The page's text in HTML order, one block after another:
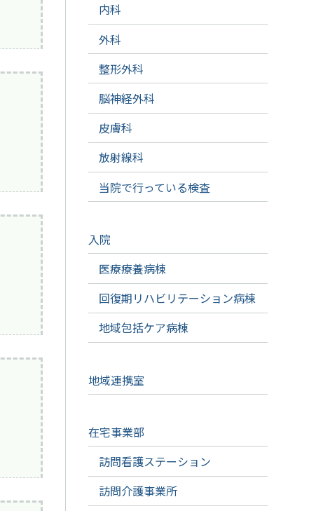
内科
外科
整形外科
脳神経外科
皮膚科
放射線科
当院で行っている検査
入院
医療療養病棟
回復期リハビリテーション病棟
地域包括ケア病棟
地域連携室
在宅事業部
訪問看護ステーション
訪問介護事業所